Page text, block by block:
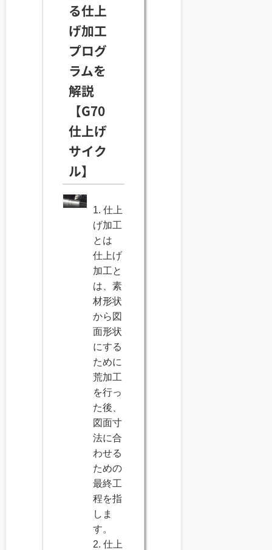
る仕上
げ加工
プログ
ラムを
解説
【G70
仕上げ
サイク
ル】
1. 仕上
げ加工
とは
仕上げ
加工と
は、素
材形状
から図
面形状
にする
ために
荒加工
を行っ
た後、
図面寸
法に合
わせる
ための
最終工
程を指
しま
す。
2. 仕上